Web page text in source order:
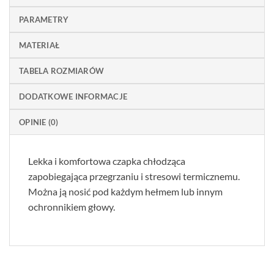
PARAMETRY
MATERIAŁ
TABELA ROZMIARÓW
DODATKOWE INFORMACJE
OPINIE (0)
Lekka i komfortowa czapka chłodząca
zapobiegająca przegrzaniu i stresowi termicznemu.
Można ją nosić pod każdym hełmem lub innym
ochronnikiem głowy.